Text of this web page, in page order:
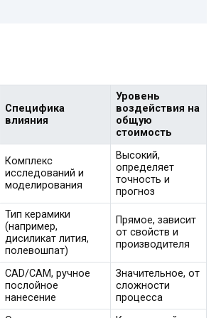
Специфика
влияния
Уровень
воздействия на
общую
стоимость
Комплекс
исследований и
моделирования
Высокий,
определяет
точность и
прогноз
Тип керамики
(например,
дисиликат лития,
полевошпат)
Прямое, зависит
от свойств и
производителя
CAD/CAM, ручное
послойное
нанесение
Значительное, от
сложности
процесса